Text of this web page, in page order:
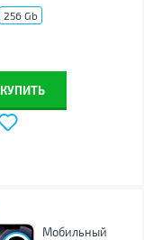
256 Gb
КУПИТЬ
Мобильный